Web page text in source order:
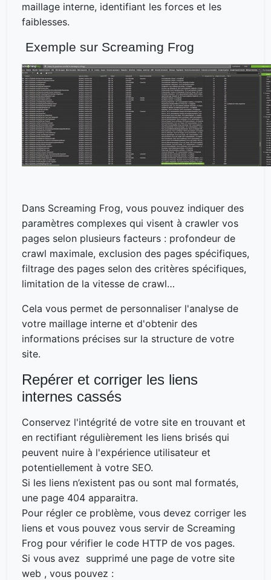
maillage interne, identifiant les forces et les
faiblesses.
Exemple sur Screaming Frog
Dans Screaming Frog, vous pouvez indiquer des
paramètres complexes qui visent à crawler vos
pages selon plusieurs facteurs : profondeur de
crawl maximale, exclusion des pages spécifiques,
filtrage des pages selon des critères spécifiques,
limitation de la vitesse de crawl…
Cela vous permet de personnaliser l'analyse de
votre maillage interne et d'obtenir des
informations précises sur la structure de votre
site.
Repérer et corriger les liens
internes cassés
Conservez l'intégrité de votre site en trouvant et
en rectifiant régulièrement les liens brisés qui
peuvent nuire à l'expérience utilisateur et
potentiellement à votre SEO.
Si les liens n’existent pas ou sont mal formatés,
une page 404 apparaitra.
Pour régler ce problème, vous devez corriger les
liens et vous pouvez vous servir de Screaming
Frog pour vérifier le code HTTP de vos pages.
Si vous avez supprimé une page de votre site
web , vous pouvez :